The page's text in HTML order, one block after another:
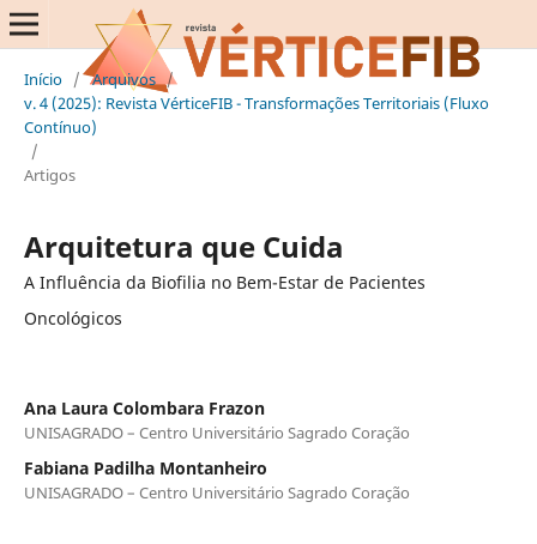
Início / Arquivos /
v. 4 (2025): Revista VérticeFIB - Transformações Territoriais (Fluxo
Contínuo)
/
Artigos
Arquitetura que Cuida
A Influência da Biofilia no Bem-Estar de Pacientes
Oncológicos
Ana Laura Colombara Frazon
UNISAGRADO – Centro Universitário Sagrado Coração
Fabiana Padilha Montanheiro
UNISAGRADO – Centro Universitário Sagrado Coração